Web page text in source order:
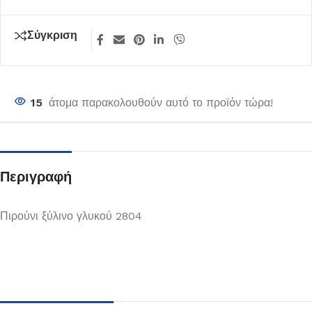
Σύγκριση
15 άτομα παρακολουθούν αυτό το προϊόν τώρα!
Περιγραφή
Πιρούνι ξύλινο γλυκού 2804